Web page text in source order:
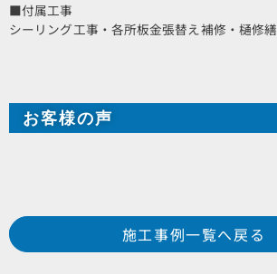
■付属工事
シーリング工事・各所板金張替え補修・樋修繕
お客様の声
Prev
浜松市 南区 米津町 K様邸
磐
施工事例一覧へ戻る